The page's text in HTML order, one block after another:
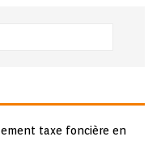
taxe foncière en